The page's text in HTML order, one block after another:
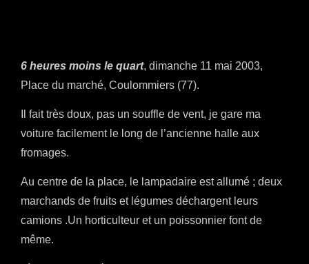
6 heures moins le quart, dimanche 11 mai 2003,
Place du marché, Coulommiers (77).
Il fait très doux, pas un souffle de vent, je gare ma
voiture facilement le long de l’ancienne halle aux
fromages.
Au centre de la place, le lampadaire est allumé ; deux
marchands de fruits et légumes déchargent leurs
camions .Un horticulteur et un poissonnier font de
même.